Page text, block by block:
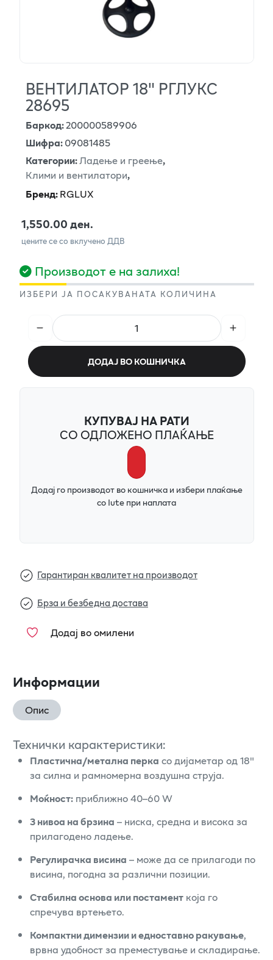
ВЕНТИЛАТОР 18" РГЛУКС
28695
Баркод:200000589906
Шифра:09081485
Категории:Ладење и греење,
Клими и вентилатори,
Бренд:RGLUX
1,550.00 ден.
цените се со вклучено ДДВ
Производот е на залиха!
ИЗБЕРИ ЈА ПОСАКУВАНАТА КОЛИЧИНА
ДОДАЈ ВО КОШНИЧКА
КУПУВАЈ НА РАТИ
СО ОДЛОЖЕНО ПЛАЌАЊЕ
Додај го производот во кошничка и избери плаќање
со Iute при наплата
Гарантиран квалитет на производот
Брза и безбедна достава
Додај во омилени
Информации
Опис
Технички карактеристики:
Пластична/метална перка со дијаметар од 18"
за силна и рамномерна воздушна струја.
Моќност: приближно 40–60 W
3 нивоа на брзина – ниска, средна и висока за
прилагодено ладење.
Регулирачка висина – може да се прилагоди по
висина, погодна за различни позиции.
Стабилна основа или постамент која го
спречува вртењето.
Компактни димензии и едноставно ракување,
врвна удобност за преместување и складирање.